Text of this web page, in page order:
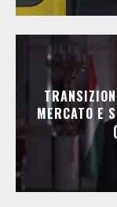
MERCATO E